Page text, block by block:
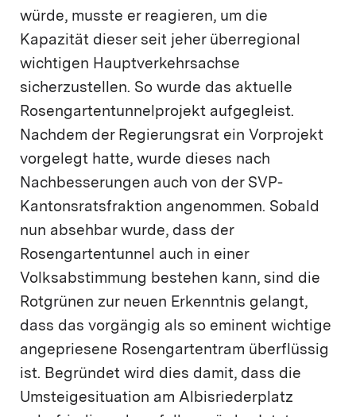
würde, musste er reagieren, um die
Kapazität dieser seit jeher überregional
wichtigen Hauptverkehrsachse
sicherzustellen. So wurde das aktuelle
Rosengartentunnelprojekt aufgegleist.
Nachdem der Regierungsrat ein Vorprojekt
vorgelegt hatte, wurde dieses nach
Nachbesserungen auch von der SVP-
Kantonsratsfraktion angenommen. Sobald
nun absehbar wurde, dass der
Rosengartentunnel auch in einer
Volksabstimmung bestehen kann, sind die
Rotgrünen zur neuen Erkenntnis gelangt,
dass das vorgängig als so eminent wichtige
angepriesene Rosengartentram überflüssig
ist. Begründet wird dies damit, dass die
Umsteigesituation am Albisriederplatz